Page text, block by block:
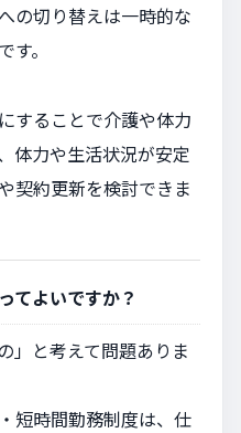
の切り替えは一時的な
。
することで介護や体力
体力や生活状況が安定
契約更新を検討できま
てよいですか？
」と考えて問題ありま
短時間勤務制度は、仕